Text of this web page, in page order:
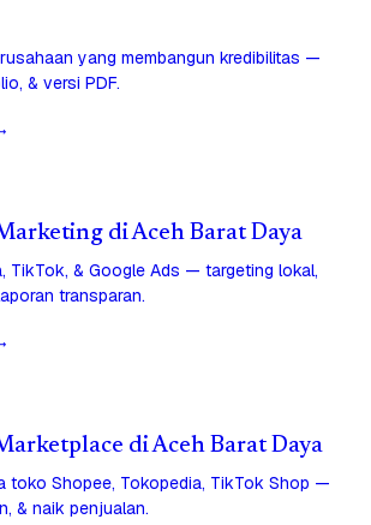
yang membangun kredibilitas —
& versi PDF.
di Aceh Barat Daya
TikTok, & Google Ads — targeting lokal,
transparan.
di Aceh Barat Daya
toko Shopee, Tokopedia, TikTok Shop —
& naik penjualan.